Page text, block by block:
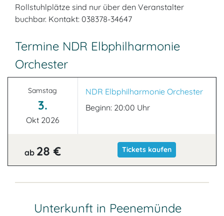
Rollstuhlplätze sind nur über den Veranstalter
buchbar. Kontakt: 038378-34647
Termine NDR Elbphilharmonie
Orchester
Samstag
3.
Okt 2026
NDR Elbphilharmonie Orchester
Beginn: 20:00 Uhr
ab 28 € Tickets kaufen
Unterkunft in Peenemünde